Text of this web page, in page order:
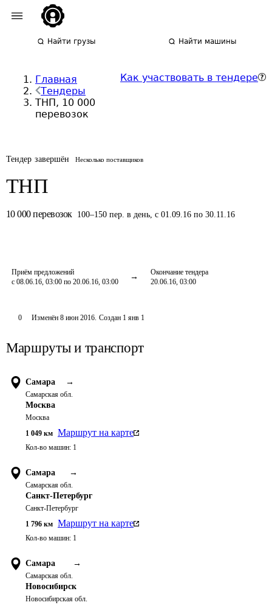
Найти грузы Найти машины
Главная
Тендеры
ТНП, 10 000
перевозок
Как участвовать в тендере
Тендер завершён Несколько поставщиков
ТНП
10 000 перевозок 100–150 пер. в день, с 01.09.16 по 30.11.16
Приём предложений
с 08.06.16, 03:00 по 20.06.16, 03:00
Окончание тендера
20.06.16, 03:00
0 Изменён 8 июн 2016. Создан 1 янв 1
Маршруты и транспорт
Самара →
Самарская обл.
Москва
Москва
1 049 км Маршрут на карте
Кол-во машин: 1
Самара →
Самарская обл.
Санкт-Петербург
Санкт-Петербург
1 796 км Маршрут на карте
Кол-во машин: 1
Самара →
Самарская обл.
Новосибирск
Новосибирская обл.